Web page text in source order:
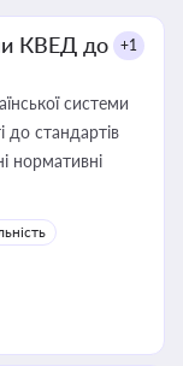
КВЕД до
+1
системи
до стандартів
нормативні